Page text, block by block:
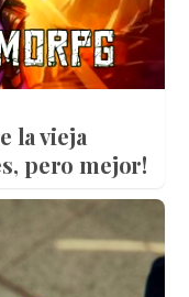
la vieja
pero mejor!